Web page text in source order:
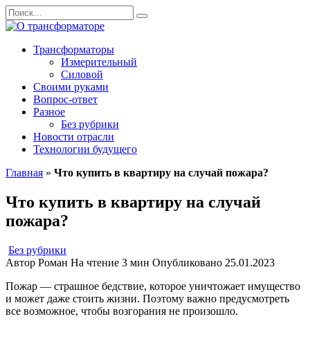
Перейти
к
содержанию
Search
for:
Трансформаторы
Измерительный
Силовой
Своими руками
Вопрос-ответ
Разное
Без рубрики
Новости отрасли
Технологии будущего
Главная » Что купить в квартиру на случай пожара?
Что купить в квартиру на случай
пожара?
Без рубрики
Автор Роман На чтение 3 мин Опубликовано 25.01.2023
Пожар — страшное бедствие, которое уничтожает имущество
и может даже стоить жизни. Поэтому важно предусмотреть
все возможное, чтобы возгорания не произошло.